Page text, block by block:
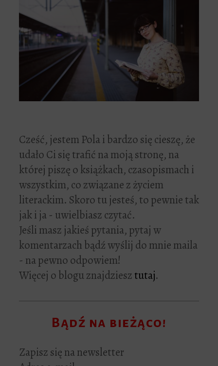
Cześć, jestem Pola i bardzo się cieszę, że
udało Ci się trafić na moją stronę, na
której piszę o książkach, czasopismach i
wszystkim, co związane z życiem
literackim. Skoro tu jesteś, to pewnie tak
jak i ja - uwielbiasz czytać.
Jeśli masz jakieś pytania, pytaj w
komentarzach bądź wyślij do mnie maila
- na pewno odpowiem!
Więcej o blogu znajdziesztutaj.
Bądź na bieżąco!
Zapisz się na newsletter